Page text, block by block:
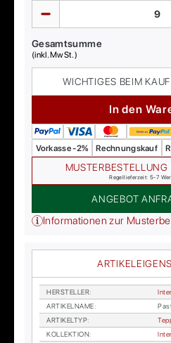
Gesamtsumme
(inkl. MwSt.)
WICHTIGES BEIM
In den
Vorkasse -2% Rechnungskauf
Regellieferzeit: 5-7
ANGEBOT
Informationen zur
HER­STEL­LER:
AR­TI­KEL­NA­ME:
AR­TI­KEL­TYP:
KOL­LEK­TI­ON: